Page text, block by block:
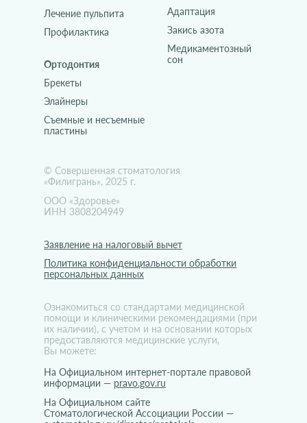
Политика конфиденциальности обработки
персональных данных
На Официальном интернет-портале правовой
информации — pravo.gov.ru
На Официальном сайте
Стоматологической Ассоциации России —
Заявление на налоговый вычет
Ознакомиться со стандартами медицинской
помощи и клиническими рекомендациями (при
их наличии), с учетом и на основании которых
предоставляются медицинские услуги,
Вы можете:
ООО «Здоровье»
ИНН 3808204949
© Совершенная стоматология
«Филигрань», 2025 г.
Лечение пульпита
Профилактика
Элайнеры
Съемные и несъемные
пластины
Брекеты
Ортодонтия
Закись азота
Медикаментозный
сон
Адаптация